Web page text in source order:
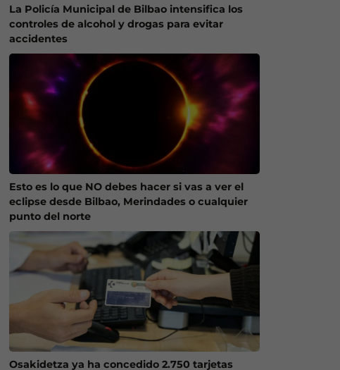
La Policía Municipal de Bilbao intensifica los
controles de alcohol y drogas para evitar
accidentes
Esto es lo que NO debes hacer si vas a ver el
eclipse desde Bilbao, Merindades o cualquier
punto del norte
Osakidetza ya ha concedido 2.750 tarjetas